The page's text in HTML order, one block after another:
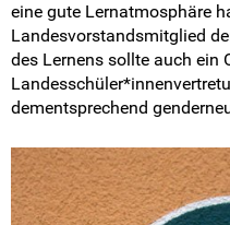
Mach mit!
SV-Arbeit vor Ort
Du hast Recht(e)
Weitersurfen
eine gute Lernatmosphäre
Landesvorstandsmitglied
des Lernens sollte auch ein
dementsprechend